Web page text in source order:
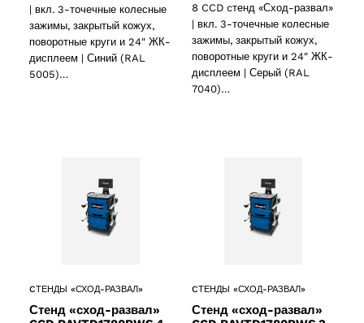
| вкл. 3-точечные колесные
зажимы, закрытый кожух,
поворотные круги и 24″ ЖК-
дисплеем | Синий (RAL
5005)…
8 CCD cтенд «Сход-развал»
| вкл. 3-точечные колесные
зажимы, закрытый кожух,
поворотные круги и 24″ ЖК-
дисплеем | Серый (RAL
7040)…
CТЕНДЫ «СХОД-РАЗВАЛ»
Стенд «сход-развал»
CТЕНДЫ «СХОД-РАЗВАЛ»
Стенд «сход-развал»